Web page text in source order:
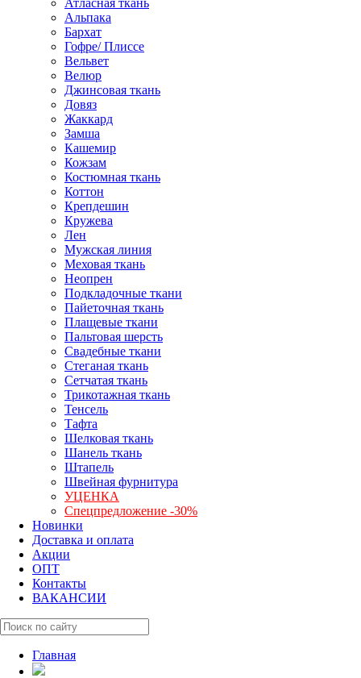
Атласная ткань
Альпака
Бархат
Гофре/ Плиссе
Вельвет
Велюр
Джинсовая ткань
Довяз
Жаккард
Замша
Кашемир
Кожзам
Костюмная ткань
Коттон
Крепдешин
Кружева
Лен
Мужская линия
Меховая ткань
Неопрен
Подкладочные ткани
Пайеточная ткань
Плащевые ткани
Пальтовая шерсть
Свадебные ткани
Стеганая ткань
Сетчатая ткань
Трикотажная ткань
Тенсель
Тафта
Шелковая ткань
Шанель ткань
Штапель
Швейная фурнитура
УЦЕНКА
Спецпредложение -30%
Новинки
Доставка и оплата
Акции
ОПТ
Контакты
ВАКАНСИИ
Главная